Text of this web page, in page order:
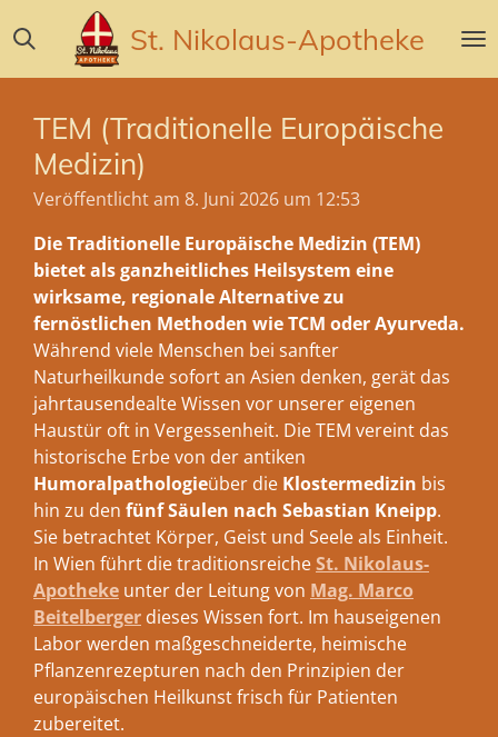
Hauptinhalt
springen
St. Nikolaus-Apotheke
TEM (Traditionelle Europäische
Medizin)
Veröffentlicht am 8. Juni 2026 um 12:53
Die Traditionelle Europäische Medizin (TEM)
bietet als ganzheitliches Heilsystem eine
wirksame, regionale Alternative zu
fernöstlichen Methoden wie TCM oder Ayurveda.
Während viele Menschen bei sanfter
Naturheilkunde sofort an Asien denken, gerät das
jahrtausendealte Wissen vor unserer eigenen
Haustür oft in Vergessenheit. Die TEM vereint das
historische Erbe von der antiken
Humoralpathologieüber die Klostermedizin bis
hin zu den fünf Säulen nach Sebastian Kneipp.
Sie betrachtet Körper, Geist und Seele als Einheit.
In Wien führt die traditionsreicheSt. Nikolaus-
Apotheke unter der Leitung von Mag. Marco
Beitelberger dieses Wissen fort. Im hauseigenen
Labor werden maßgeschneiderte, heimische
Pflanzenrezepturen nach den Prinzipien der
europäischen Heilkunst frisch für Patienten
zubereitet.